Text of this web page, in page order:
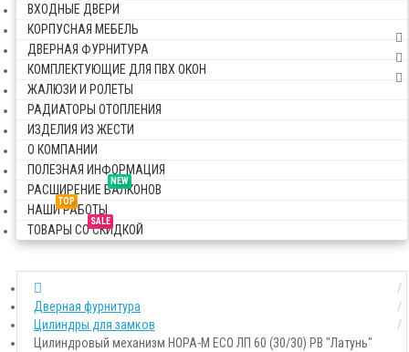
ВХОДНЫЕ ДВЕРИ
КОРПУСНАЯ МЕБЕЛЬ
ДВЕРНАЯ ФУРНИТУРА
КОМПЛЕКТУЮЩИЕ ДЛЯ ПВХ ОКОН
ЖАЛЮЗИ И РОЛЕТЫ
РАДИАТОРЫ ОТОПЛЕНИЯ
ИЗДЕЛИЯ ИЗ ЖЕСТИ
О КОМПАНИИ
ПОЛЕЗНАЯ ИНФОРМАЦИЯ
NEW
РАСШИРЕНИЕ БАЛКОНОВ
TOP
НАШИ РАБОТЫ
SALE
ТОВАРЫ СО СКИДКОЙ
Дверная фурнитура
Цилиндры для замков
Цилиндровый механизм НОРА-М ECO ЛП 60 (30/30) PB "Латунь"